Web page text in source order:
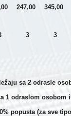
247,00 345,00
3 3
sa 2 odrasle
1 odraslom
popusta (za sve